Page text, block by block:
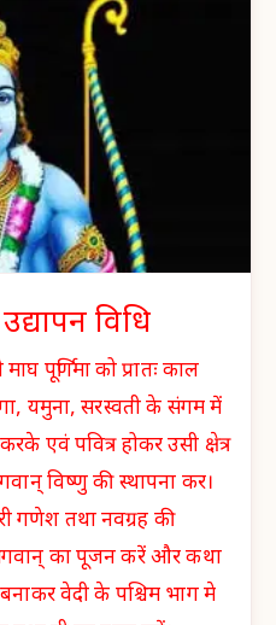
विधि
पूर्णिमा को प्रातः काल
यमुना, सरस्वती के संगम में
एवं पवित्र होकर उसी क्षेत्र
विष्णु की स्थापना कर।
गणेश तथा नवग्रह की
का पूजन करें और कथा
वेदी के पश्चिम भाग मे